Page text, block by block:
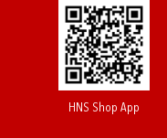
HNS Shop App